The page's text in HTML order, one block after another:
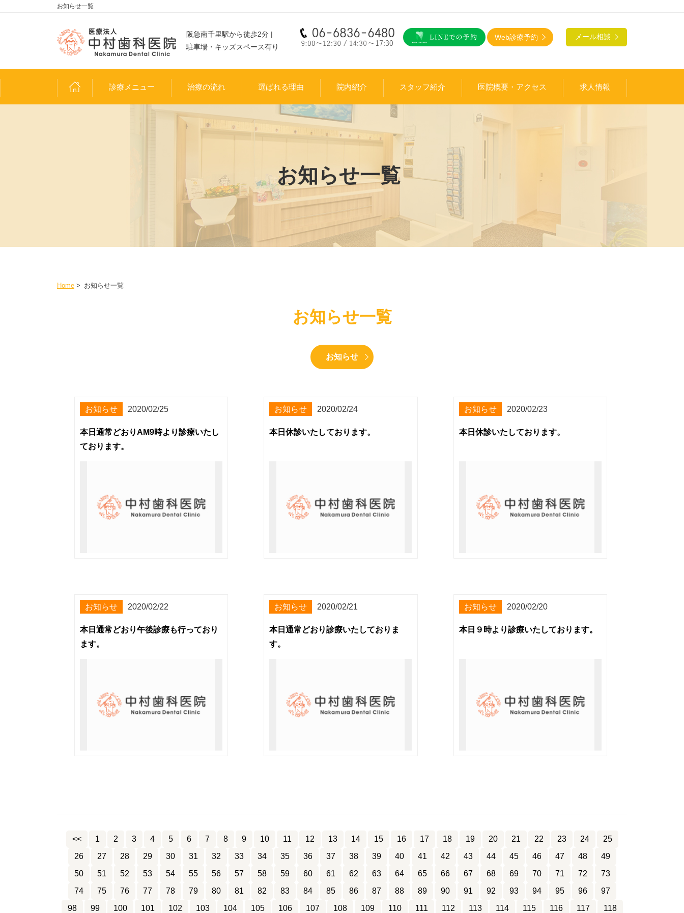
お知らせ一覧
阪急南千里駅から徒歩2分 |
駐車場・キッズスペース有り
Web診療予約 メール相談
診療メニュー 治療の流れ 選ばれる理由 院内紹介 スタッフ紹介 医院概要・アクセス 求人情報
お知らせ一覧
Home > お知らせ一覧
お知らせ一覧
お知らせ
お知らせ 2020/02/25
本日通常どおりAM9時より診療いたし
ております。
お知らせ 2020/02/24
本日休診いたしております。
お知らせ 2020/02/23
本日休診いたしております。
お知らせ 2020/02/22
本日通常どおり午後診療も行っており
ます。
お知らせ 2020/02/21
本日通常どおり診療いたしておりま
す。
お知らせ 2020/02/20
本日９時より診療いたしております。
<< 1 2 3 4 5 6 7 8 9 10 11 12 13 14 15 16 17 18 19 20 21 22 23 24
25
26
27 28 29 30 31 32 33 34 35 36 37 38 39 40 41 42 43 44 45 46 47 48
49
50
51 52 53 54 55 56 57 58 59 60 61 62 63 64 65 66 67 68 69 70 71 72
73
74
75 76 77 78 79 80 81 82 83 84 85 86 87 88 89 90 91 92 93 94 95 96
97
98
99 100 101 102 103 104 105 106 107 108 109 110 111 112 113 114 115 116 117
118